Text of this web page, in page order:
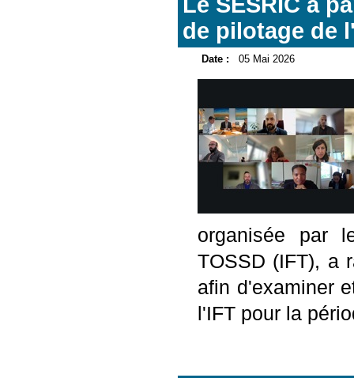
de pilotage de
Date : 05 Mai 2026
organisée par
TOSSD (IFT), a
afin d'examiner
l'IFT pour la